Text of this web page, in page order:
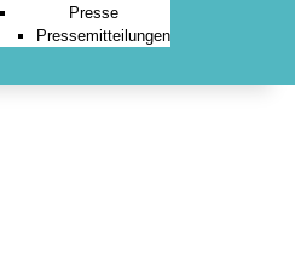
Presse
Pressemitteilungen